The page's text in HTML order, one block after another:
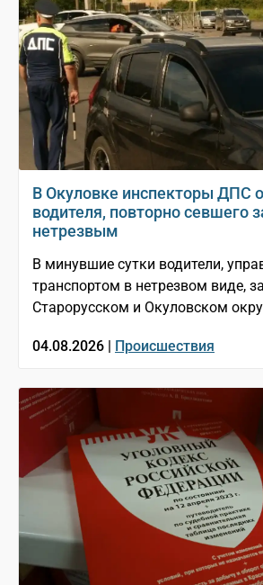
В Окуловке инспекторы ДПС
водителя, повторно севшего
нетрезвым
В минувшие сутки водители,
транспортом в нетрезвом виде,
Старорусском и Окуловском
04.08.2026 | Происшествия